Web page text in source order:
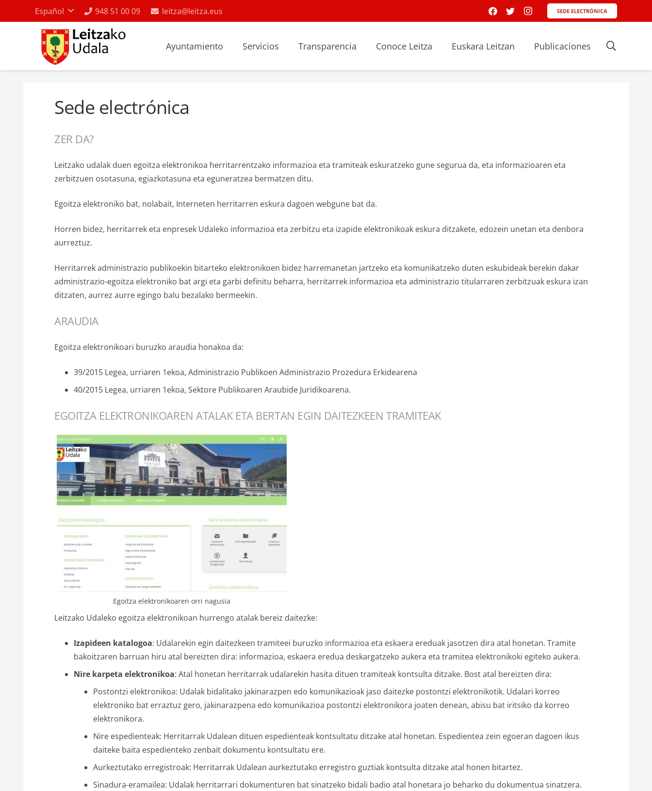
Español 948 51 00 09 leitza@leitza.eus SEDE ELECTRÓNICA
Ayuntamiento Servicios Transparencia Conoce Leitza Euskara Leitzan Publicaciones
Sede electrónica
ZER DA?
Leitzako udalak duen egoitza elektronikoa herritarrentzako informazioa eta tramiteak eskuratzeko gune segurua da, eta informazioaren eta
zerbitzuen osotasuna, egiazkotasuna eta eguneratzea bermatzen ditu.
Egoitza elektroniko bat, nolabait, Interneten herritarren eskura dagoen webgune bat da.
Horren bidez, herritarrek eta enpresek Udaleko informazioa eta zerbitzu eta izapide elektronikoak eskura ditzakete, edozein unetan eta denbora
aurreztuz.
Herritarrek administrazio publikoekin bitarteko elektronikoen bidez harremanetan jartzeko eta komunikatzeko duten eskubideak berekin dakar
administrazio-egoitza elektroniko bat argi eta garbi definitu beharra, herritarrek informazioa eta administrazio titularraren zerbitzuak eskura izan
ditzaten, aurrez aurre egingo balu bezalako bermeekin.
ARAUDIA
Egoitza elektronikoari buruzko araudia honakoa da:
39/2015 Legea, urriaren 1ekoa, Administrazio Publikoen Administrazio Prozedura Erkidearena
40/2015 Legea, urriaren 1ekoa, Sektore Publikoaren Araubide Juridikoarena.
EGOITZA ELEKTRONIKOAREN ATALAK ETA BERTAN EGIN DAITEZKEEN TRAMITEAK
Egoitza elektronikoaren orri nagusia
Leitzako Udaleko egoitza elektronikoan hurrengo atalak bereiz daitezke:
Izapideen katalogoa: Udalarekin egin daitezkeen tramiteei buruzko informazioa eta eskaera ereduak jasotzen dira atal honetan. Tramite
bakoitzaren barruan hiru atal bereizten dira: informazioa, eskaera eredua deskargatzeko aukera eta tramitea elektronikoki egiteko aukera.
Nire karpeta elektronikoa: Atal honetan herritarrak udalarekin hasita dituen tramiteak kontsulta ditzake. Bost atal bereizten dira:
Postontzi elektronikoa: Udalak bidalitako jakinarazpen edo komunikazioak jaso daitezke postontzi elektronikotik. Udalari korreo
elektroniko bat erraztuz gero, jakinarazpena edo komunikazioa postontzi elektronikora joaten denean, abisu bat iritsiko da korreo
elektronikora.
Nire espedienteak: Herritarrak Udalean dituen espedienteak kontsultatu ditzake atal honetan. Espedientea zein egoeran dagoen ikus
daiteke baita espedienteko zenbait dokumentu kontsultatu ere.
Aurkeztutako erregistroak: Herritarrak Udalean aurkeztutako erregistro guztiak kontsulta ditzake atal honen bitartez.
Sinadura-eramailea: Udalak herritarrari dokumenturen bat sinatzeko bidali badio atal honetara jo beharko du dokumentua sinatzera.